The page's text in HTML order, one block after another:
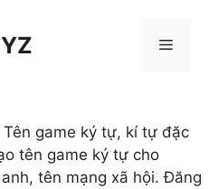
Menu
game ký tự, kí tự đặc
tên game ký tự cho
tên mạng xã hội. Đăng